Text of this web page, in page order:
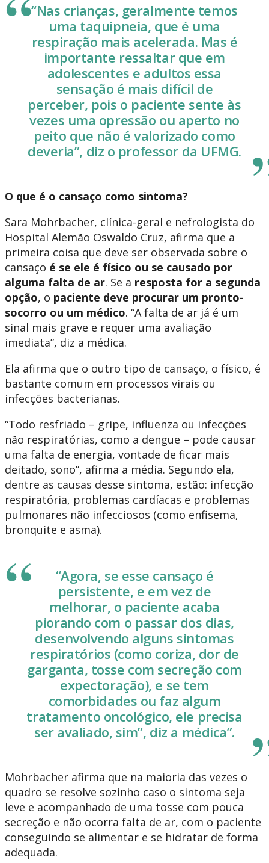
“Nas crianças, geralmente temos
uma taquipneia, que é uma
respiração mais acelerada. Mas é
importante ressaltar que em
adolescentes e adultos essa
sensação é mais difícil de
perceber, pois o paciente sente às
vezes uma opressão ou aperto no
peito que não é valorizado como
deveria”, diz o professor da UFMG.
O que é o cansaço como sintoma?
Sara Mohrbacher, clínica-geral e nefrologista do
Hospital Alemão Oswaldo Cruz, afirma que a
primeira coisa que deve ser observada sobre o
cansaço é se ele é físico ou se causado por
alguma falta de ar. Se a resposta for a segunda
opção, o paciente deve procurar um pronto-
socorro ou um médico. “A falta de ar já é um
sinal mais grave e requer uma avaliação
imediata”, diz a médica.
Ela afirma que o outro tipo de cansaço, o físico, é
bastante comum em processos virais ou
infecções bacterianas.
“Todo resfriado – gripe, influenza ou infecções
não respiratórias, como a dengue – pode causar
uma falta de energia, vontade de ficar mais
deitado, sono”, afirma a média. Segundo ela,
dentre as causas desse sintoma, estão: infecção
respiratória, problemas cardíacas e problemas
pulmonares não infecciosos (como enfisema,
bronquite e asma).
“Agora, se esse cansaço é
persistente, e em vez de
melhorar, o paciente acaba
piorando com o passar dos dias,
desenvolvendo alguns sintomas
respiratórios (como coriza, dor de
garganta, tosse com secreção com
expectoração), e se tem
comorbidades ou faz algum
tratamento oncológico, ele precisa
ser avaliado, sim”, diz a médica”.
Mohrbacher afirma que na maioria das vezes o
quadro se resolve sozinho caso o sintoma seja
leve e acompanhado de uma tosse com pouca
secreção e não ocorra falta de ar, com o paciente
conseguindo se alimentar e se hidratar de forma
adequada.